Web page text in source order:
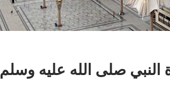
النبي صلى الله عليه وسلم